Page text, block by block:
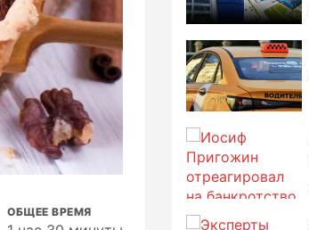
ОБЩЕЕ ВРЕМЯ